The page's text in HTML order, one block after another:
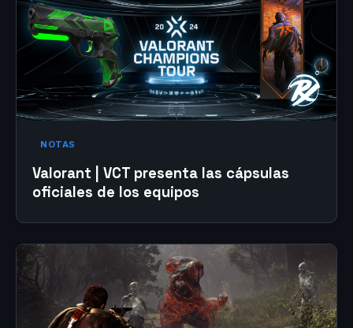
NOTAS
Valorant | VCT presenta las cápsulas
oficiales de los equipos